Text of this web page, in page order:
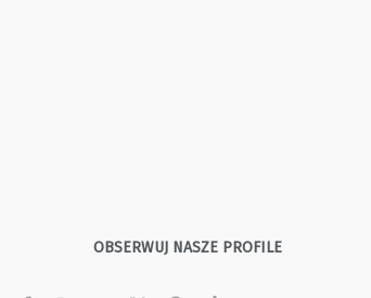
OBSERWUJ NASZE PROFILE